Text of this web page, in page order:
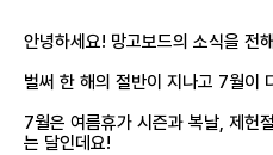
안녕하세요! 망고보드의 소식을 전
벌써 한 해의 절반이 지나고 7월이
7월은 여름휴가 시즌과 복날, 제헌
는 달인데요!